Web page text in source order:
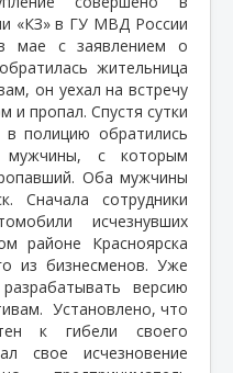
«КЗ» в ГУ МВД России
мае с заявлением о
жительница
он уехал на встречу
и пропал. Спустя сутки
полицию обратились
мужчины, с которым
Оба мужчины
Сначала сотрудники
исчезнувших
районе Красноярска
из бизнесменов. Уже
версию
Установлено, что
к гибели своего
свое исчезновение